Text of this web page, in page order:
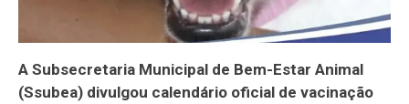
A Subsecretaria Municipal de Bem-Estar Animal
(Ssubea) divulgou calendário oficial de vacinação